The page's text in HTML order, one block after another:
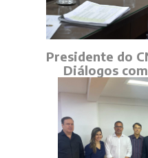
Presidente do
Diálogos